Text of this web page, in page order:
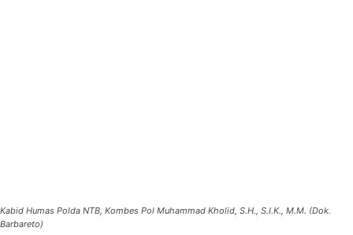
Kabid Humas Polda NTB, Kombes Pol Muhammad Kholid, S.H., S.I.K., M.M. (Dok.
Barbareto)